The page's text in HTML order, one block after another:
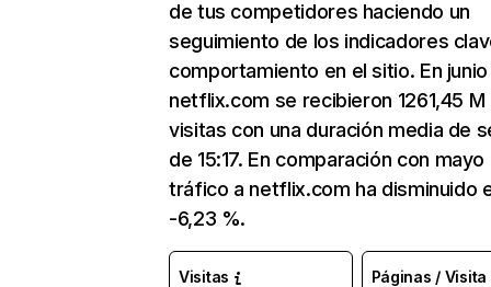
de tus competidores haciendo un
seguimiento de los indicadores
comportamiento en el sitio. En junio
netflix.com se recibieron 1261,45 M
visitas con una duración media de
de 15:17. En comparación con mayo
tráfico a netflix.com ha disminuido
-6,23 %.
Visitas Páginas / Visita